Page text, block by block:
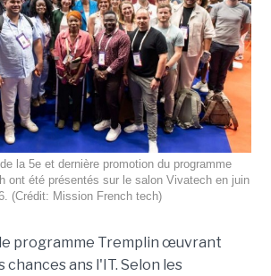
la 5e et dernière promotion du programme
ont été présentés sur le salon Vivatech en juin
(Crédit: Mission French tech)
programme Tremplin œuvrant
chances ans l'IT. Selon les